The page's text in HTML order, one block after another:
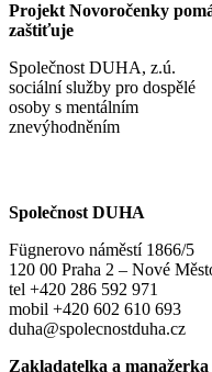
Projekt Novoročenky
zaštiťuje
Společnost DUHA, z.ú.
sociální služby pro dospělé
osoby s mentálním
znevýhodněním
Společnost DUHA
Fügnerovo náměstí 1866/5
120 00 Praha 2 – Nové
tel +420 286 592 971
mobil +420 602 610 693
duha@spolecnostduha.cz
Zakladatelka a